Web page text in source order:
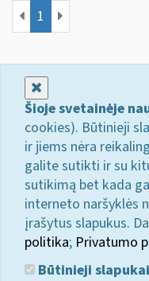
1
Šioje svetainėje
cookies). Būtinieji
ir jiems nėra
galite sutikti ir su
sutikimą bet kada
interneto naršyklės
įrašytus slapukus.
politika; Privatumo
Būtinieji slapukai